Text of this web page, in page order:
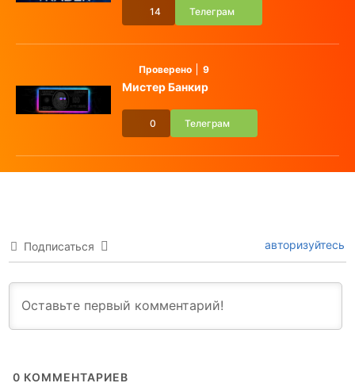
14 Телеграм
Проверено 9
Мистер Банкир
0 Телеграм
Подписаться авторизуйтесь
0 КОММЕНТАРИЕВ